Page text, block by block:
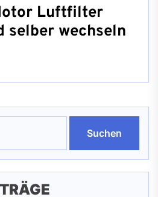
Luftfilter
selber wechseln